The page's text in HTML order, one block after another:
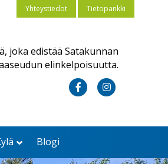
Yhteystiedot Tietopankki
joka edistää Satakunnan
elinkelpoisuutta.
Facebook
Blogi